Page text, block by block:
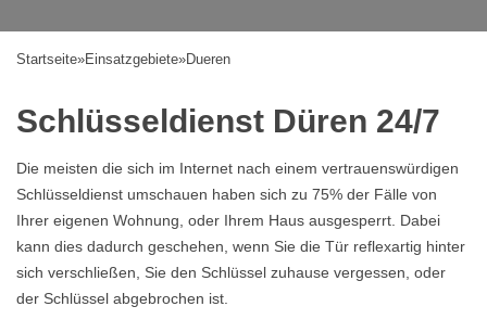
Startseite»Einsatzgebiete»Dueren
Schlüsseldienst Düren 24/7
Die meisten die sich im Internet nach einem vertrauenswürdigen
Schlüsseldienst umschauen haben sich zu 75% der Fälle von
Ihrer eigenen Wohnung, oder Ihrem Haus ausgesperrt. Dabei
kann dies dadurch geschehen, wenn Sie die Tür reflexartig hinter
sich verschließen, Sie den Schlüssel zuhause vergessen, oder
der Schlüssel abgebrochen ist.